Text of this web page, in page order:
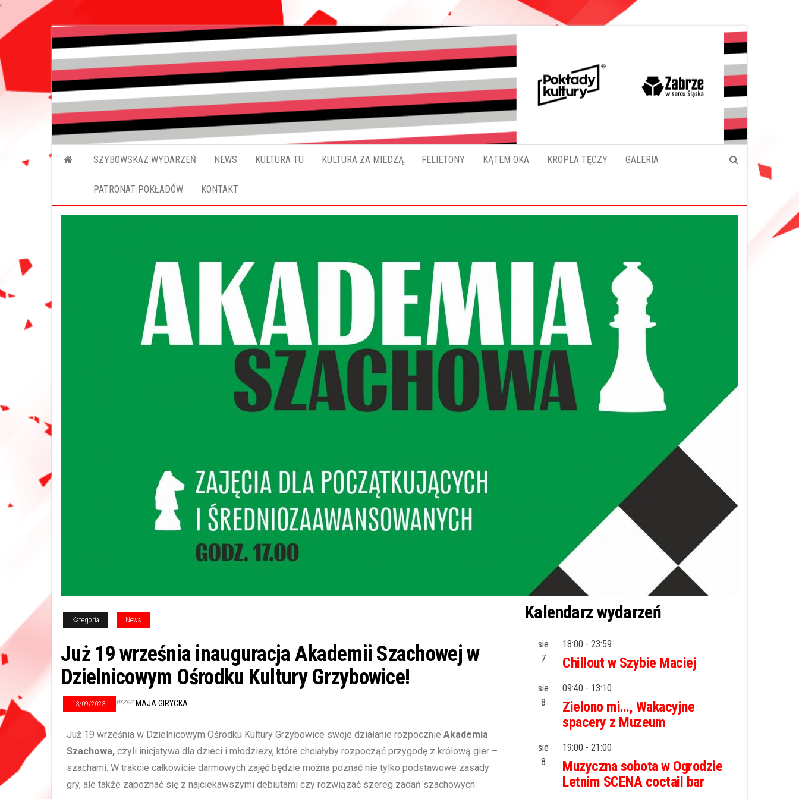
'
Pokładykultury.eu
SZYBOWSKAZ WYDARZEŃ NEWS KULTURA TU KULTURA ZA MIEDZĄ FELIETONY KĄTEM OKA KROPLA TĘCZY GALERIA
PATRONAT POKŁADÓW KONTAKT
Kategoria News
Już 19 września inauguracja Akademii Szachowej w
Dzielnicowym Ośrodku Kultury Grzybowice!
13/09/2023 przez MAJA GIRYCKA
Już 19 września w Dzielnicowym Ośrodku Kultury Grzybowice swoje działanie rozpocznie Akademia
Szachowa, czyli inicjatywa dla dzieci i młodzieży, które chciałyby rozpocząć przygodę z królową gier –
szachami. W trakcie całkowicie darmowych zajęć będzie można poznać nie tylko podstawowe zasady
gry, ale także zapoznać się z najciekawszymi debiutami czy rozwiązać szereg zadań szachowych.
Kalendarz wydarzeń
sie
7
18:00 - 23:59
Chillout w Szybie Maciej
sie
8
09:40 - 13:10
Zielono mi…, Wakacyjne
spacery z Muzeum
sie
8
19:00 - 21:00
Muzyczna sobota w Ogrodzie
Letnim SCENA coctail bar